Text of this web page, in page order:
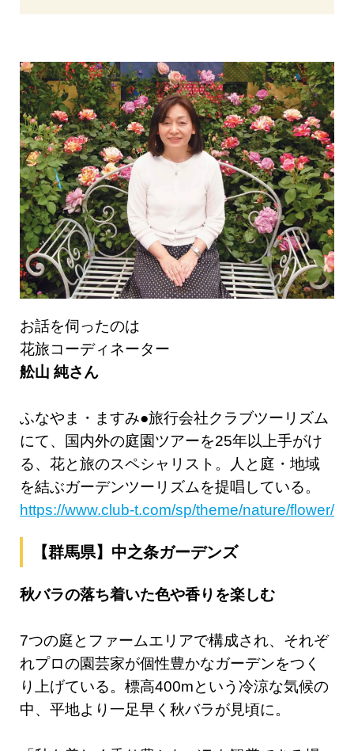
お話を伺ったのは
花旅コーディネーター
舩山 純さん
ふなやま・ますみ●旅行会社クラブツーリズム
にて、国内外の庭園ツアーを25年以上手がけ
る、花と旅のスペシャリスト。人と庭・地域
を結ぶガーデンツーリズムを提唱している。
https://www.club-t.com/sp/theme/nature/flower/
【群馬県】中之条ガーデンズ
秋バラの落ち着いた色や香りを楽しむ
7つの庭とファームエリアで構成され、それぞ
れプロの園芸家が個性豊かなガーデンをつく
り上げている。標高400mという冷涼な気候の
中、平地より一足早く秋バラが見頃に。